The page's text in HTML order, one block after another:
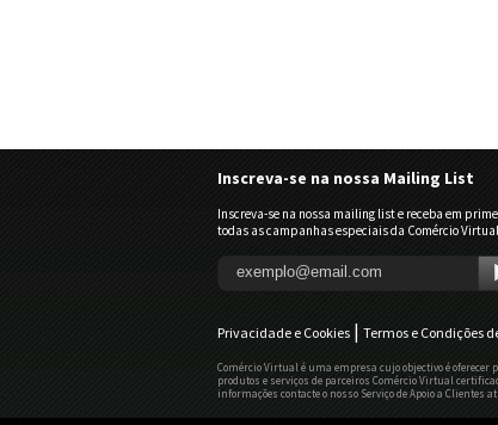
Inscreva-se na nossa Mailing List
Inscreva-se na nossa mailing list e receba em
todas as campanhas especiais da Comércio
Privacidade e Cookies | Termos e Condições
Comércio Virtual é uma empresa cujo objectivo é
produtos e serviços de parceiros Comércio Virtual
informações contacte o nosso Serviço de Apoio a Clientes